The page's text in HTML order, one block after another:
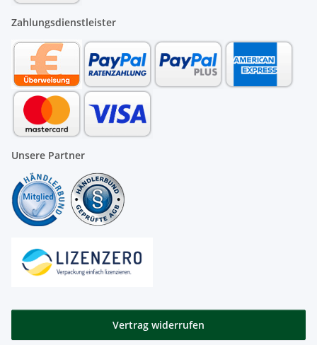
Zahlungsdienstleister
Unsere Partner
Vertrag widerrufen